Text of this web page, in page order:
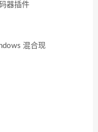
器插件
混合现